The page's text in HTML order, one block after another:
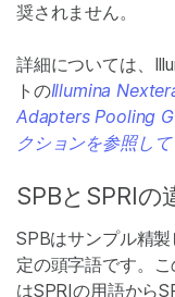
奨されません。
詳細については、
トのIllumina
Adapters Pooling
クションを参照し
SPBとSPRIの
SPBはサンプル精
定の頭字語です。
はSPRIの用語から